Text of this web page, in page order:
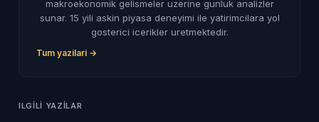
makroekonomik gelismeler uzerine gunluk analizler
sunar. 15 yili askin piyasa deneyimi ile yatirimcilara yol
gosterici icerikler uretmektedir.
Tum yazilari →
ILGILI YAZILAR